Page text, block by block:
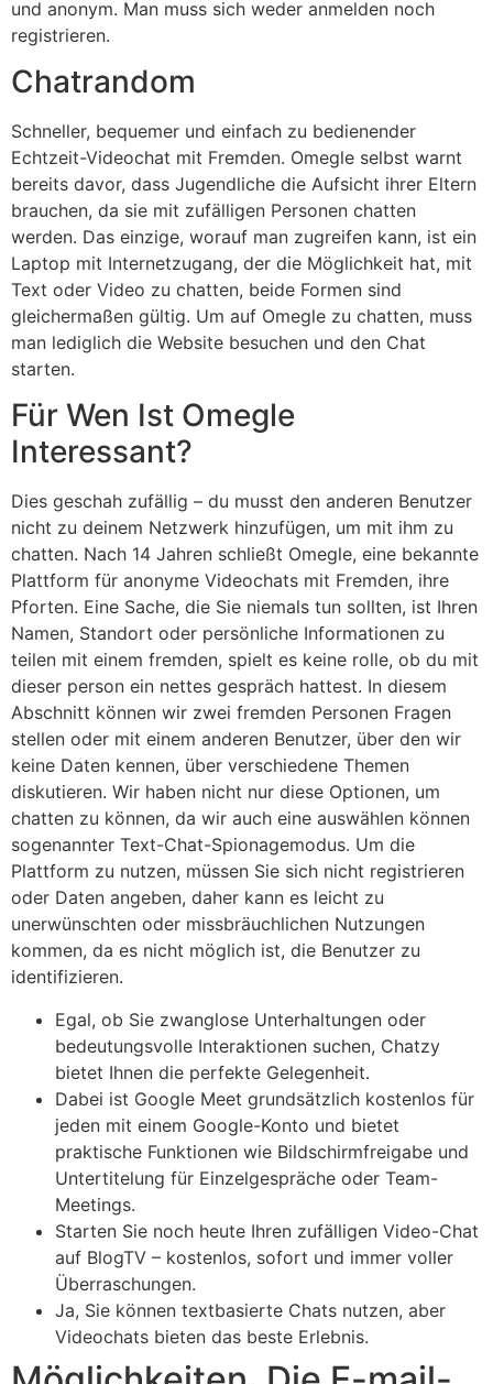
und anonym. Man muss sich weder anmelden noch
registrieren.
Chatrandom
Schneller, bequemer und einfach zu bedienender
Echtzeit-Videochat mit Fremden. Omegle selbst warnt
bereits davor, dass Jugendliche die Aufsicht ihrer Eltern
brauchen, da sie mit zufälligen Personen chatten
werden. Das einzige, worauf man zugreifen kann, ist ein
Laptop mit Internetzugang, der die Möglichkeit hat, mit
Text oder Video zu chatten, beide Formen sind
gleichermaßen gültig. Um auf Omegle zu chatten, muss
man lediglich die Website besuchen und den Chat
starten.
Für Wen Ist Omegle
Interessant?
Dies geschah zufällig – du musst den anderen Benutzer
nicht zu deinem Netzwerk hinzufügen, um mit ihm zu
chatten. Nach 14 Jahren schließt Omegle, eine bekannte
Plattform für anonyme Videochats mit Fremden, ihre
Pforten. Eine Sache, die Sie niemals tun sollten, ist Ihren
Namen, Standort oder persönliche Informationen zu
teilen mit einem fremden, spielt es keine rolle, ob du mit
dieser person ein nettes gespräch hattest. In diesem
Abschnitt können wir zwei fremden Personen Fragen
stellen oder mit einem anderen Benutzer, über den wir
keine Daten kennen, über verschiedene Themen
diskutieren. Wir haben nicht nur diese Optionen, um
chatten zu können, da wir auch eine auswählen können
sogenannter Text-Chat-Spionagemodus. Um die
Plattform zu nutzen, müssen Sie sich nicht registrieren
oder Daten angeben, daher kann es leicht zu
unerwünschten oder missbräuchlichen Nutzungen
kommen, da es nicht möglich ist, die Benutzer zu
identifizieren.
Egal, ob Sie zwanglose Unterhaltungen oder
bedeutungsvolle Interaktionen suchen, Chatzy
bietet Ihnen die perfekte Gelegenheit.
Dabei ist Google Meet grundsätzlich kostenlos für
jeden mit einem Google-Konto und bietet
praktische Funktionen wie Bildschirmfreigabe und
Untertitelung für Einzelgespräche oder Team-
Meetings.
Starten Sie noch heute Ihren zufälligen Video-Chat
auf BlogTV – kostenlos, sofort und immer voller
Überraschungen.
Ja, Sie können textbasierte Chats nutzen, aber
Videochats bieten das beste Erlebnis.